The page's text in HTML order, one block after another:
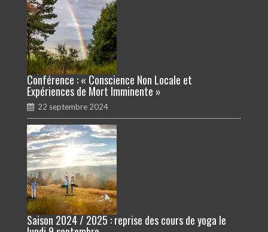
Conférence : « Conscience Non Locale et
Expériences de Mort Imminente »
22 septembre 2024
Saison 2024 / 2025 : reprise des cours de yoga le